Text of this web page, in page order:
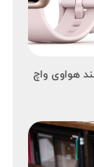
هواوی واچ